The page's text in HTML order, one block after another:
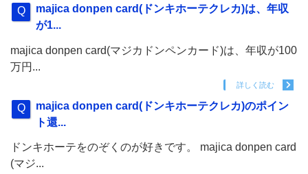
majica donpen card(ドンキホーテクレカ)は、年収
が1...
majica donpen card(マジカドンペンカード)は、年収が100
万円...
詳しく読む
majica donpen card(ドンキホーテクレカ)のポイン
ト還...
ドンキホーテをのぞくのが好きです。 majica donpen card
(マジ...